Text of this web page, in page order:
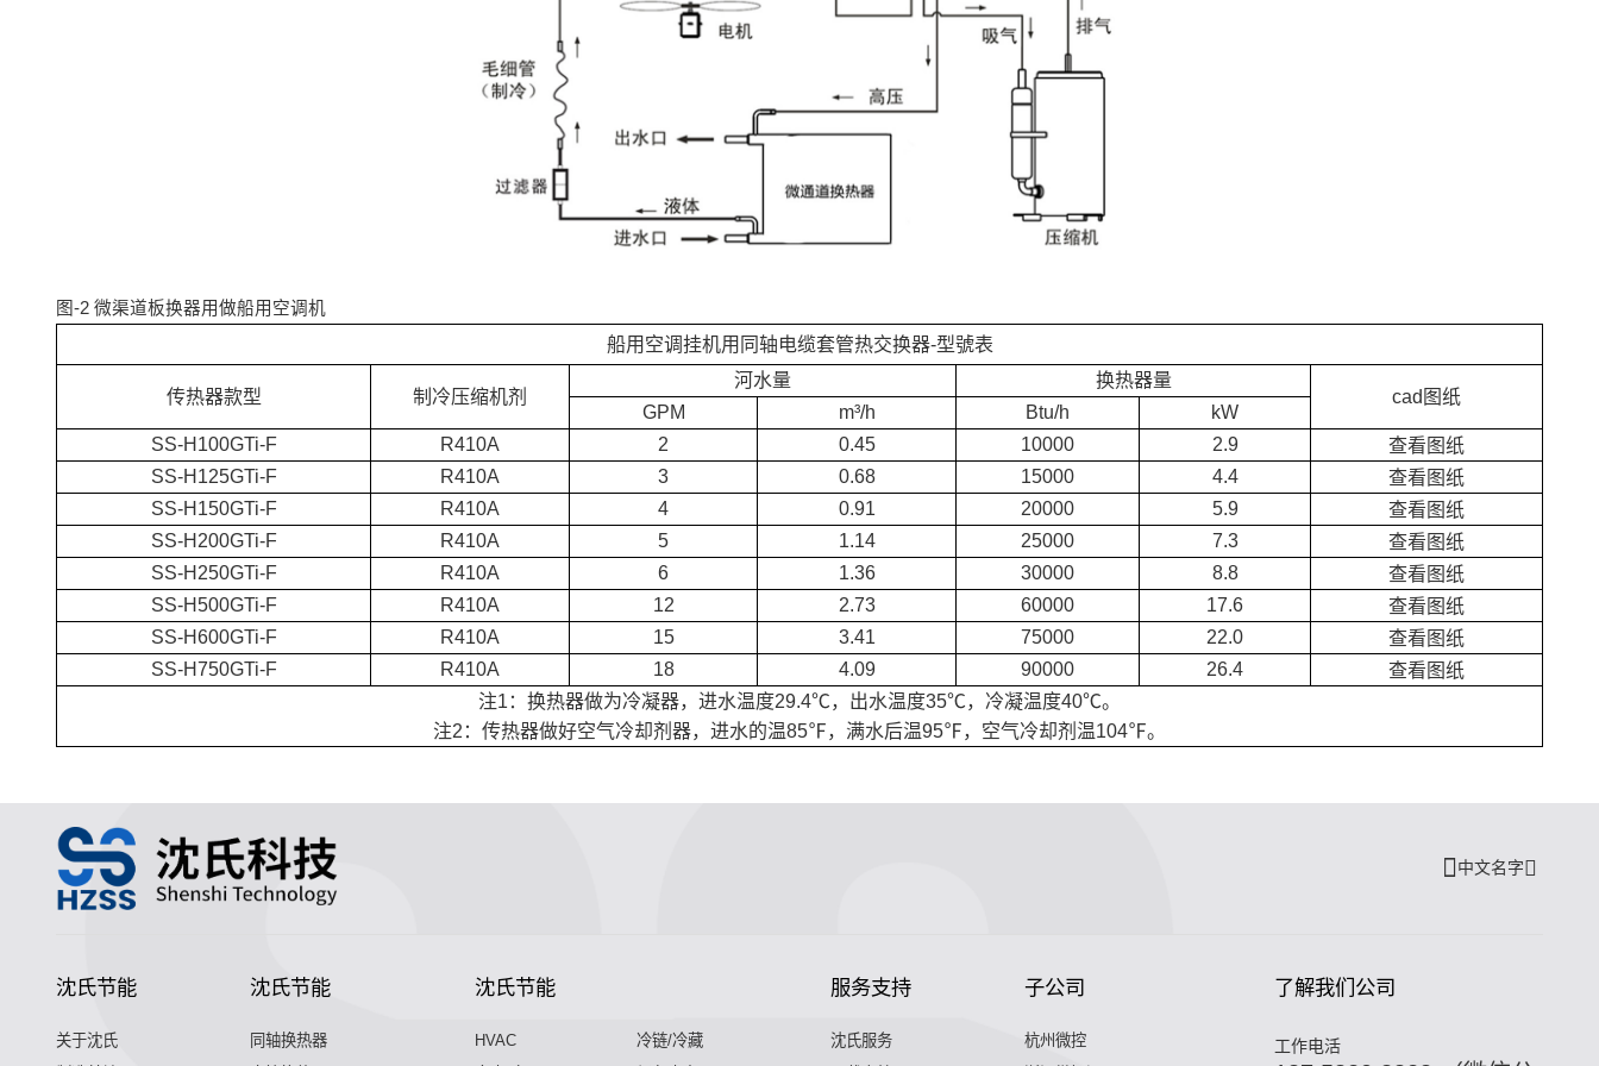
图-2 微渠道板换器用做船用空调机
船用空调挂机用同轴电缆套管热交换器-型號表
传热器款型 制冷压缩机剂
河水量
换热器量
cad图纸
GPM m³/h Btu/h
kW
SS-H100GTi-F
R410A 2 0.45 10000 2.9
查看图纸
SS-H125GTi-F
R410A 3 0.68 15000 4.4
查看图纸
SS-H150GTi-F
R410A 4 0.91 20000 5.9
查看图纸
SS-H200GTi-F
R410A 5 1.14 25000 7.3
查看图纸
SS-H250GTi-F
R410A 6 1.36 30000 8.8
查看图纸
SS-H500GTi-F
R410A 12 2.73 60000 17.6
查看图纸
SS-H600GTi-F
R410A 15 3.41 75000 22.0
查看图纸
SS-H750GTi-F
R410A 18 4.09 90000 26.4
查看图纸
注1：换热器做为冷凝器，进水温度29.4℃，出水温度35℃，冷凝温度40℃。
注2：传热器做好空气冷却剂器，进水的温85℉，满水后温95℉，空气冷却剂温104℉。
中文名字
沈氏节能
关于沈氏
沈氏节能
同轴换热器
沈氏节能
HVAC
冷链/冷藏
服务支持
沈氏服务
子公司
杭州微控
了解我们公司
工作电活